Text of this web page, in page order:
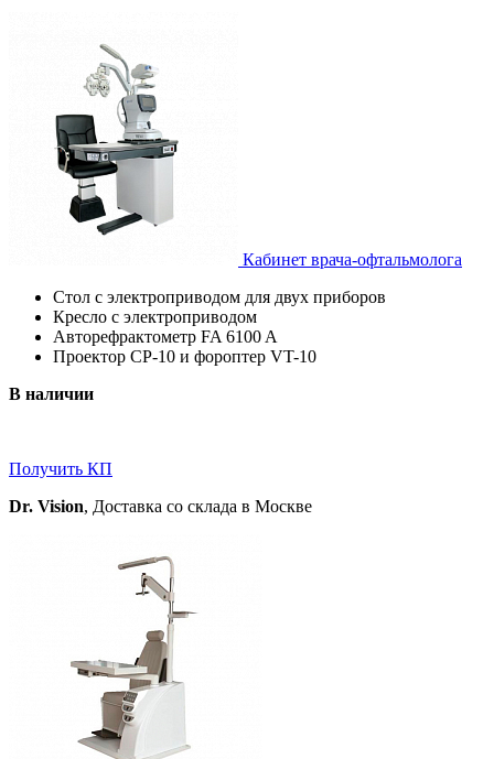
Кабинет врача-офтальмолога
Стол с электроприводом для двух приборов
Кресло с электроприводом
Авторефрактометр FA 6100 A
Проектор CP-10 и фороптер VT-10
В наличии
Получить КП
Dr. Vision, Доставка со склада в Москве